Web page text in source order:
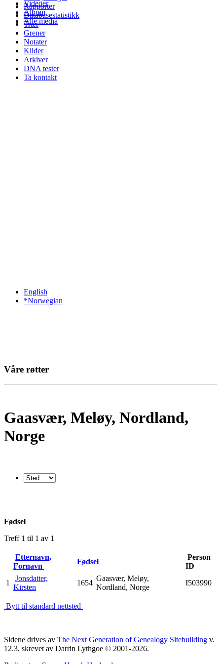
Videoer
Album
Alle media
Rapporter
Databasestatistikk
Trær
Grener
Notater
Kilder
Arkiver
DNA tester
Ta kontakt
English
*Norwegian
Våre røtter
Gaasvær, Meløy, Nordland,
Norge
Fødsel
Treff 1 til 1 av 1
Etternavn,
Fornavn
Fødsel
Person
ID
1
Jonsdatter,
Kirsten
1654
Gaasvær, Meløy,
Nordland, Norge
I503990
Bytt til standard nettsted
Sidene drives av The Next Generation of Genealogy Sitebuilding v.
12.3, skrevet av Darrin Lythgoe © 2001-2026.